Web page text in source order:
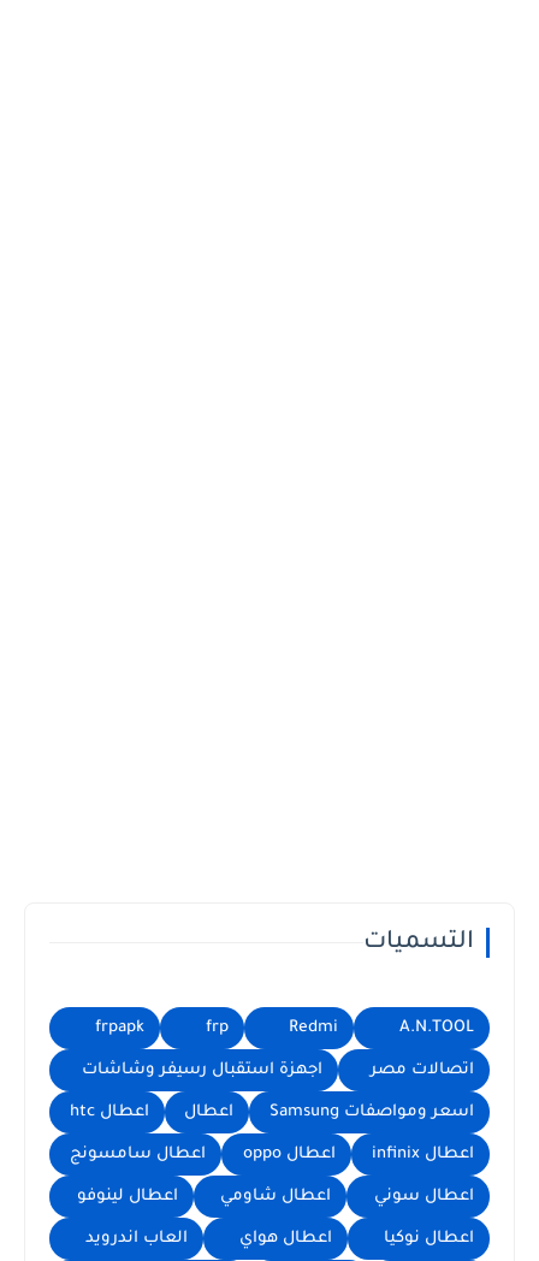
التسميات
A.N.TOOL
Redmi
frp
frpapk
اتصالات مصر اجهزة استقبال رسيفر وشاشات
اسعر ومواصفات Samsung اعطال اعطال htc
اعطال infinix اعطال oppo اعطال سامسونج
اعطال سوني اعطال شاومي اعطال لينوفو
اعطال نوكيا اعطال هواي العاب اندرويد